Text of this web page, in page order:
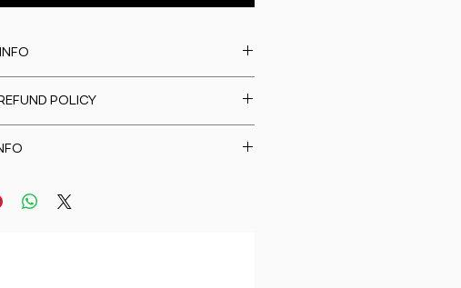
your product such as sizing,
and cleaning instructions. This is also a
to write what makes this product
POLICY
know what to do in case they
refund or exchange policy is a great
trust and reassure your customers that
about your shipping methods,
you with confidence.